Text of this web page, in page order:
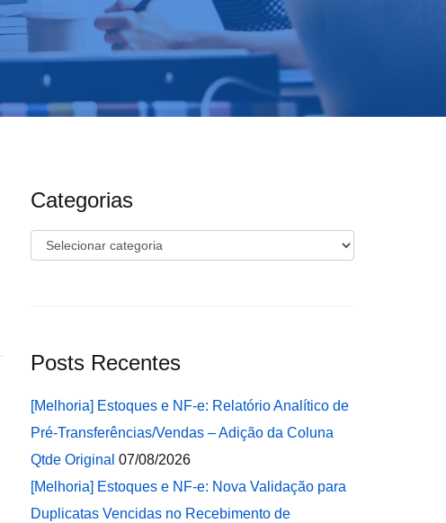
Categorias
Categorias
Posts Recentes
[Melhoria] Estoques e NF-e: Relatório Analítico de
Pré-Transferências/Vendas – Adição da Coluna
Qtde Original 07/08/2026
[Melhoria] Estoques e NF-e: Nova Validação para
Duplicatas Vencidas no Recebimento de